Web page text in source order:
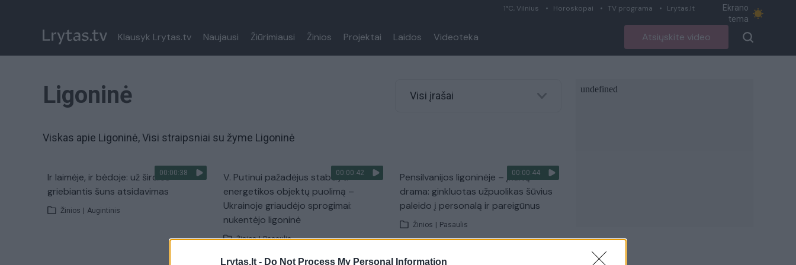
Lrytas.lt - Do Not Process My Personal Information
1°C, Vilnius Horoskopai TV programa Lrytas.lt
Ekrano
tema
Klausyk Lrytas.tv Naujausi Žiūrimiausi Žinios Projektai Laidos Videoteka Atsiųskite video
Ligoninė Visi įrašai
Viskas apie Ligoninė, Visi straipsniai su žyme Ligoninė
00:00:38
Ir laimėje, ir bėdoje: už širdies
griebiantis šuns atsidavimas
Žinios Augintinis
00:00:42
V. Putinui pažadėjus stabdyti
energetikos objektų puolimą –
Ukrainoje griaudėjo sprogimai:
nukentėjo ligoninė
Žinios | Pasaulis
00:00:44
Pensilvanijos ligoninėje – įkaitų
drama: ginkluotas užpuolikas šūvius
paleido į personalą ir pareigūnus
Žinios Pasaulis